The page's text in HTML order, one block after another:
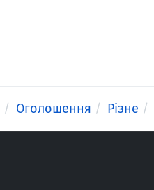
Оголошення Різне